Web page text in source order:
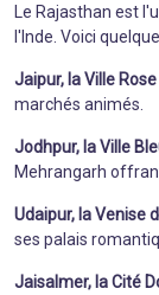
Le Rajasthan est
l'Inde. Voici
Jaipur, la Ville Rose
marchés animés.
Jodhpur, la Ville
Mehrangarh
Udaipur, la Venise
ses palais
Jaisalmer, la Cité